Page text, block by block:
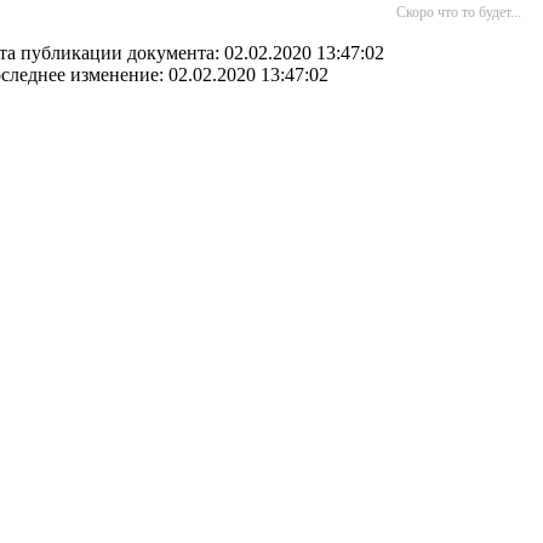
Скоро что то будет...
публикации документа: 02.02.2020 13:47:02
изменение: 02.02.2020 13:47:02